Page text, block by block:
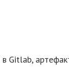
Gitlab,